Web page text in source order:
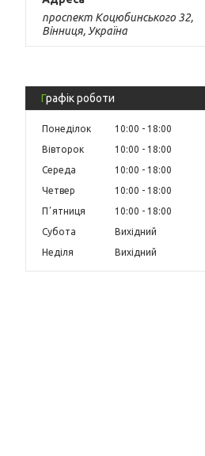
проспект Коцюбинського 32,
Вінниця, Україна
Графік роботи
Понеділок 10:00
18:00
Вівторок
10:00
18:00
Середа
10:00
18:00
Четвер
10:00
18:00
Пʼятниця
10:00
18:00
Субота
Вихідний
Неділя
Вихідний